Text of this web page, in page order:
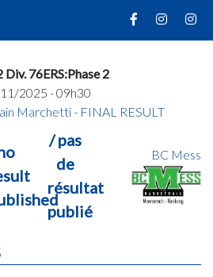
76ERS:Phase 2
2025 - 09h30
Marchetti - FINAL RESULT
/ pas
de
résultat
publié
BC Mess